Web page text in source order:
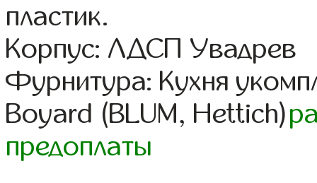
пластик.
Корпус: ЛДСП Увадрев
Фурнитура: Кухня
Boyard (BLUM, Hettich)
предоплаты